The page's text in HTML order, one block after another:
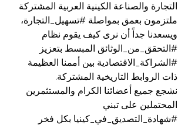
التجارة والصناعة الكينية العربية المشتركة
ملتزمون بعمق بمواصلة #تسهيل_التجارة،
ويسعدنا جداً أن نرى كيف يقوم نظام
#التحقق_من_الوثائق المبسط بتعزيز
#الشراكة_الاقتصادية بين أممنا العظيمة
ذات الروابط التاريخية المشتركة.
نشجع جميع أعضائنا الكرام والمستثمرين
المحتملين على تبني
#شهادة_التصديق_في_كينيا بكل فخر